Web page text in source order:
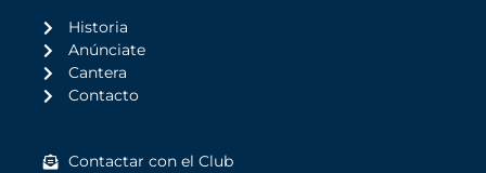
Historia
Anúnciate
Cantera
Contacto
Contactar con el Club